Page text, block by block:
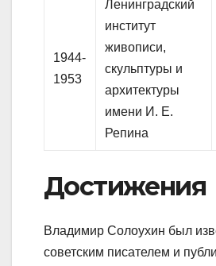
1944-
1953
Ленинградский
институт
живописи,
скульптуры и
архитектуры
имени И. Е.
Репина
Достижения
Владимир Солоухин был
советским писателем и